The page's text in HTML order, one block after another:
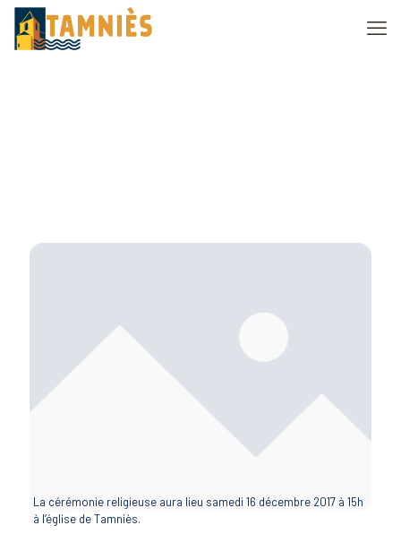
La cérémonie religieuse aura lieu samedi 16 décembre 2017 à 15h
à l’église de Tamniès.